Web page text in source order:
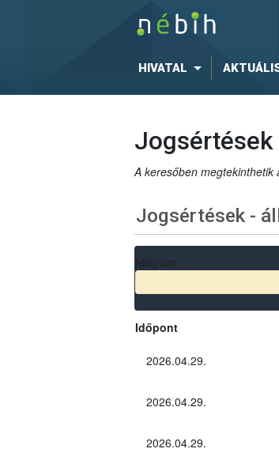
HIVATAL
Jogsértések
A keresőben megtekinthetik
Jogsértések -
Időpont
2026.04.29.
2026.04.29.
2026.04.29.